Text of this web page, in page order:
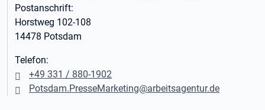
Postanschrift:
Horstweg 102-108
14478 Potsdam
Telefon:
+49 331 / 880-1902
Potsdam.PresseMarketing@arbeitsagentur.de